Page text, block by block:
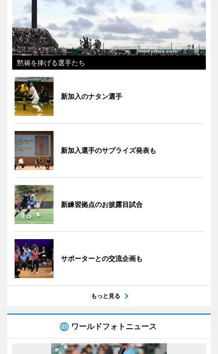
黙祷を捧げる選手たち
新加入のナタン選手
新加入選手のサプライズ発表も
新練習拠点のお披露目試合
サポーターとの交流企画も
もっと見る
ワールドフォトニュース